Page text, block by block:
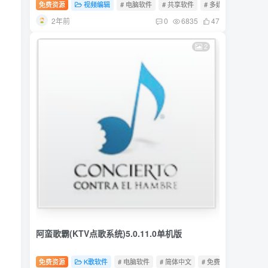
免费资源 视频编辑 # 电脑软件 # 共享软件 # 多媒体
2年前 0 6835 47
2
阿蛮歌霸(KTV点歌系统)5.0.11.0单机版
免费资源 K歌软件 # 电脑软件 # 简体中文 # 免费软件